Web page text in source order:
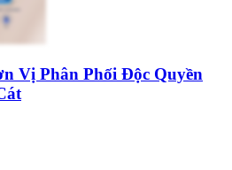
Vị Phân Phối Độc Quyền